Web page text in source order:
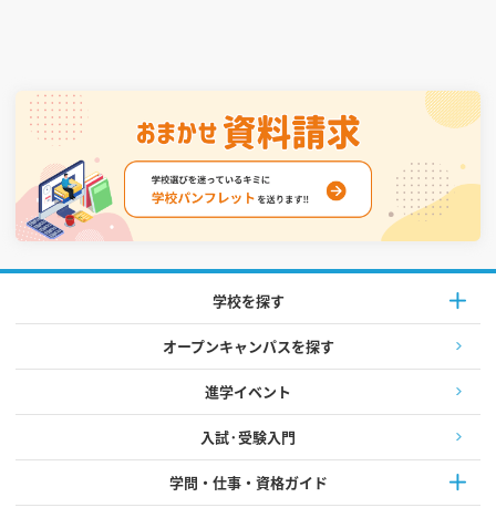
学校を探す
オープンキャンパスを探す
進学イベント
入試·受験入門
学問・仕事・資格ガイド